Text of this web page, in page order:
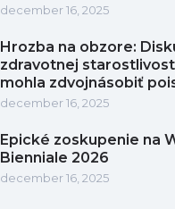
december 16, 2025
Hrozba na obzore:
zdravotnej
mohla zdvojnásobiť
december 16, 2025
Epické zoskupenie na
Bienniale 2026
december 16, 2025